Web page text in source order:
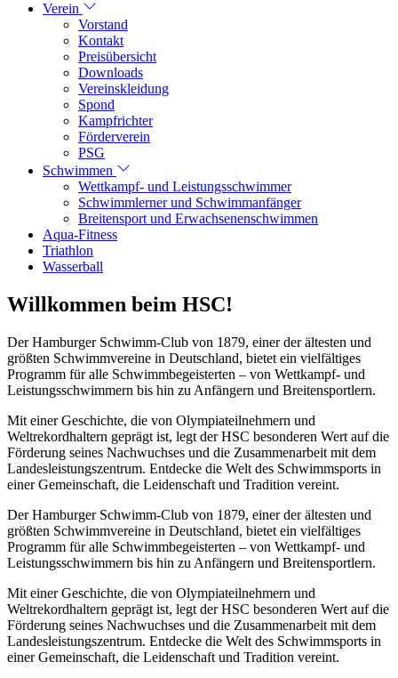
Verein
Vorstand
Kontakt
Preisübersicht
Downloads
Vereinskleidung
Spond
Kampfrichter
Förderverein
PSG
Schwimmen
Wettkampf- und Leistungsschwimmer
Schwimmlerner und Schwimmanfänger
Breitensport und Erwachsenenschwimmen
Aqua-Fitness
Triathlon
Wasserball
Willkommen beim HSC!
Der Hamburger Schwimm-Club von 1879, einer der ältesten und
größten Schwimmvereine in Deutschland, bietet ein vielfältiges
Programm für alle Schwimmbegeisterten – von Wettkampf- und
Leistungsschwimmern bis hin zu Anfängern und Breitensportlern.
Mit einer Geschichte, die von Olympiateilnehmern und
Weltrekordhaltern geprägt ist, legt der HSC besonderen Wert auf die
Förderung seines Nachwuchses und die Zusammenarbeit mit dem
Landesleistungszentrum. Entdecke die Welt des Schwimmsports in
einer Gemeinschaft, die Leidenschaft und Tradition vereint.
Der Hamburger Schwimm-Club von 1879, einer der ältesten und
größten Schwimmvereine in Deutschland, bietet ein vielfältiges
Programm für alle Schwimmbegeisterten – von Wettkampf- und
Leistungsschwimmern bis hin zu Anfängern und Breitensportlern.
Mit einer Geschichte, die von Olympiateilnehmern und
Weltrekordhaltern geprägt ist, legt der HSC besonderen Wert auf die
Förderung seines Nachwuchses und die Zusammenarbeit mit dem
Landesleistungszentrum. Entdecke die Welt des Schwimmsports in
einer Gemeinschaft, die Leidenschaft und Tradition vereint.